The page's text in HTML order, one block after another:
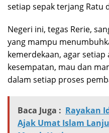
setiap sepak terjang Ratu
Negeri ini, tegas Rerie,
yang mampu
kemerdekaan, agar setiap
kesempatan, mau dan
dalam setiap proses
Baca Juga : Rayakan
Ajak Umat Islam